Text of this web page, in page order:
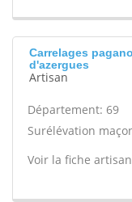
Carrelages
d'azergues
Artisan
Département: 69
Surélévation
Voir la fiche